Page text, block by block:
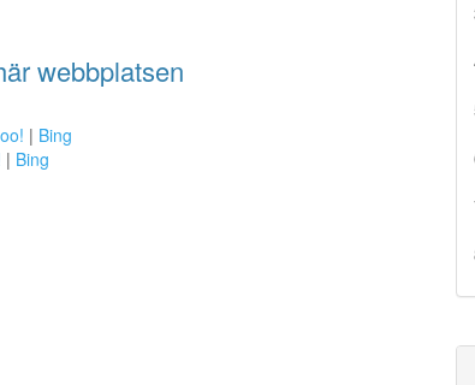
webbplatsen
| Bing
| Bing